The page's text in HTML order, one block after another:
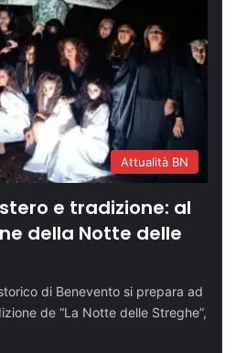
Attualità BN
e tradizione: al
della Notte delle
di Benevento si prepara ad
de “La Notte delle Streghe”,